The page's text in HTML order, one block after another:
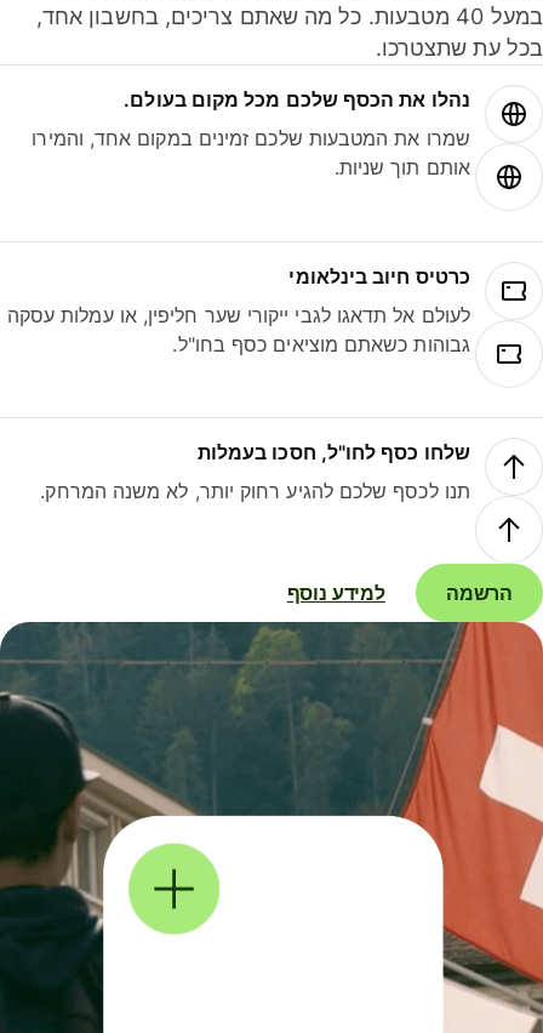
במעל 40 מטבעות. כל מה שאתם צריכים, בחשבון אחד,
עת שתצטרכו.
נהלו את הכסף שלכם מכל מקום בעולם.
שמרו את המטבעות שלכם זמינים במקום אחד, והמירו
אותם תוך שניות.
כרטיס חיוב בינלאומי
לעולם אל תדאגו לגבי ייקורי שער חליפין, או עמלות עסקה
גבוהות כשאתם מוציאים כסף בחו"ל.
שלחו כסף לחו"ל, חסכו בעמלות
תנו לכסף שלכם להגיע רחוק יותר, לא משנה המרחק.
הרשמה למידע נוסף